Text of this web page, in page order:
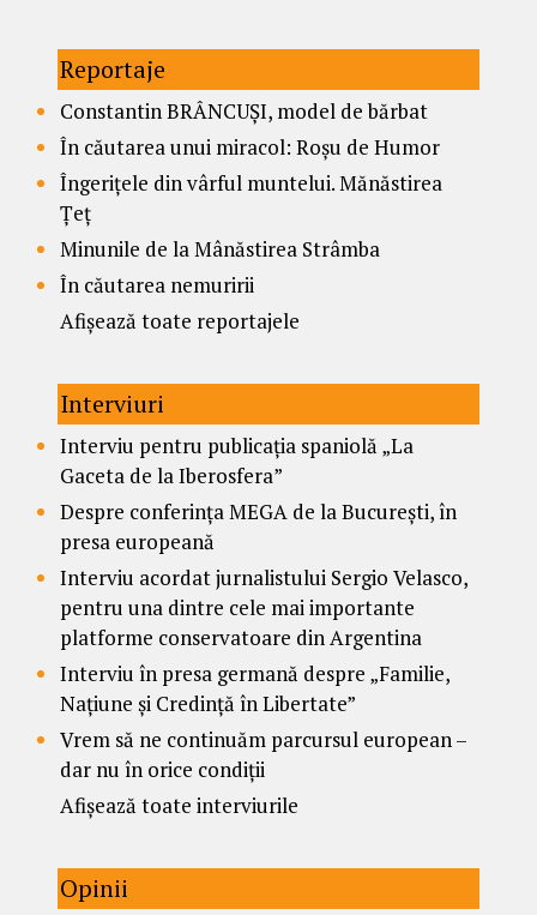
Reportaje
Constantin BRÂNCUȘI, model de bărbat
În căutarea unui miracol: Roșu de Humor
Îngerițele din vârful muntelui. Mănăstirea
Țeț
Minunile de la Mânăstirea Strâmba
În căutarea nemuririi
Afișează toate reportajele
Interviuri
Interviu pentru publicația spaniolă „La
Gaceta de la Iberosfera”
Despre conferința MEGA de la București, în
presa europeană
Interviu acordat jurnalistului Sergio Velasco,
pentru una dintre cele mai importante
platforme conservatoare din Argentina
Interviu în presa germană despre „Familie,
Națiune și Credință în Libertate”
Vrem să ne continuăm parcursul european –
dar nu în orice condiții
Afișează toate interviurile
Opinii